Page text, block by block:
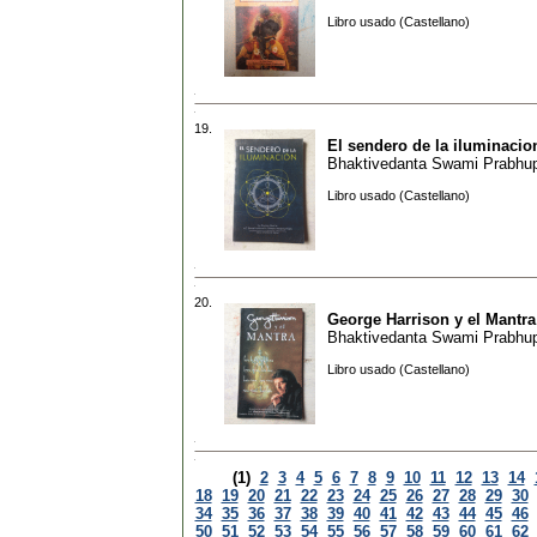
Libro usado (Castellano)
19.
El sendero de la
Bhaktivedanta Swami
Libro usado (Castellano)
20.
George Harrison y el Mantra
Bhaktivedanta Swami
Libro usado (Castellano)
(1) 2 3 4 5 6 7 8 9 10 11 12 13 14
18 19 20 21 22 23 24 25 26 27 28 29 30
34 35 36 37 38 39 40 41 42 43 44 45 46
50 51 52 53 54 55 56 57 58 59 60 61 62